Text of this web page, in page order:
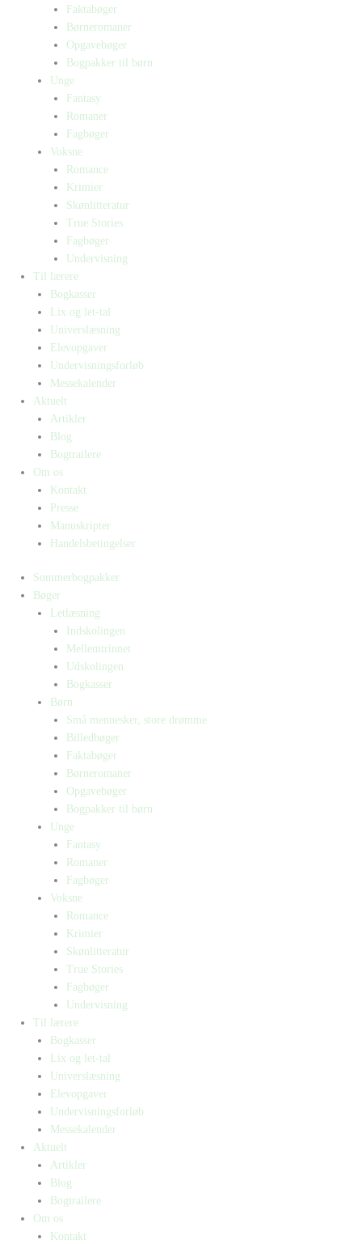
Faktabøger
Børneromaner
Opgavebøger
Bogpakker til børn
Unge
Fantasy
Romaner
Fagbøger
Voksne
Romance
Krimier
Skønlitteratur
True Stories
Fagbøger
Undervisning
Til lærere
Bogkasser
Lix og let-tal
Universlæsning
Elevopgaver
Undervisningsforløb
Messekalender
Aktuelt
Artikler
Blog
Bogtrailere
Om os
Kontakt
Presse
Manuskripter
Handelsbetingelser
Sommerbogpakker
Bøger
Letlæsning
Indskolingen
Mellemtrinnet
Udskolingen
Bogkasser
Børn
Små mennesker, store drømme
Billedbøger
Faktabøger
Børneromaner
Opgavebøger
Bogpakker til børn
Unge
Fantasy
Romaner
Fagbøger
Voksne
Romance
Krimier
Skønlitteratur
True Stories
Fagbøger
Undervisning
Til lærere
Bogkasser
Lix og let-tal
Universlæsning
Elevopgaver
Undervisningsforløb
Messekalender
Aktuelt
Artikler
Blog
Bogtrailere
Om os
Kontakt